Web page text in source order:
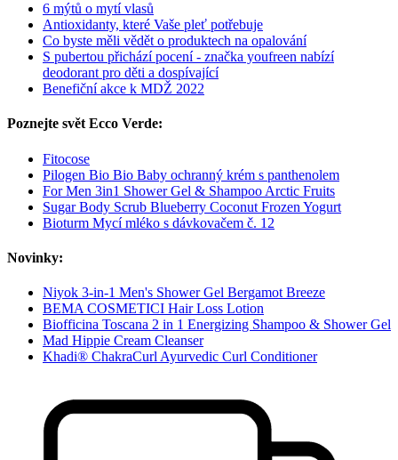
6 mýtů o mytí vlasů
Antioxidanty, které Vaše pleť potřebuje
Co byste měli vědět o produktech na opalování
S pubertou přichází pocení - značka youfreen nabízí
deodorant pro děti a dospívající
Benefiční akce k MDŽ 2022
Poznejte svět Ecco Verde:
Fitocose
Pilogen Bio Bio Baby ochranný krém s panthenolem
For Men 3in1 Shower Gel & Shampoo Arctic Fruits
Sugar Body Scrub Blueberry Coconut Frozen Yogurt
Bioturm Mycí mléko s dávkovačem č. 12
Novinky:
Niyok 3-in-1 Men's Shower Gel Bergamot Breeze
BEMA COSMETICI Hair Loss Lotion
Biofficina Toscana 2 in 1 Energizing Shampoo & Shower Gel
Mad Hippie Cream Cleanser
Khadi® ChakraCurl Ayurvedic Curl Conditioner